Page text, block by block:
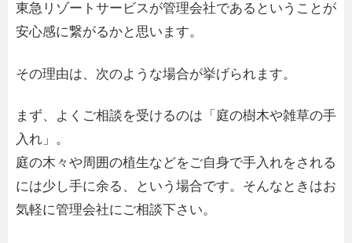
東急リゾートサービスが管理会社であるということが
安心感に繋がるかと思います。
その理由は、次のような場合が挙げられます。
まず、よくご相談を受けるのは「庭の樹木や雑草の手
入れ」。
庭の木々や周囲の植生などをご自身で手入れをされる
には少し手に余る、という場合です。そんなときはお
気軽に管理会社にご相談下さい。